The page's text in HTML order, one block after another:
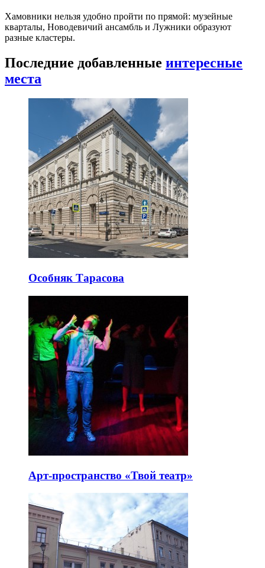
Хамовники нельзя удобно пройти по прямой: музейные
кварталы, Новодевичий ансамбль и Лужники образуют
разные кластеры.
Последние добавленные интересные
места
Особняк Тарасова
Арт-пространство «Твой театр»